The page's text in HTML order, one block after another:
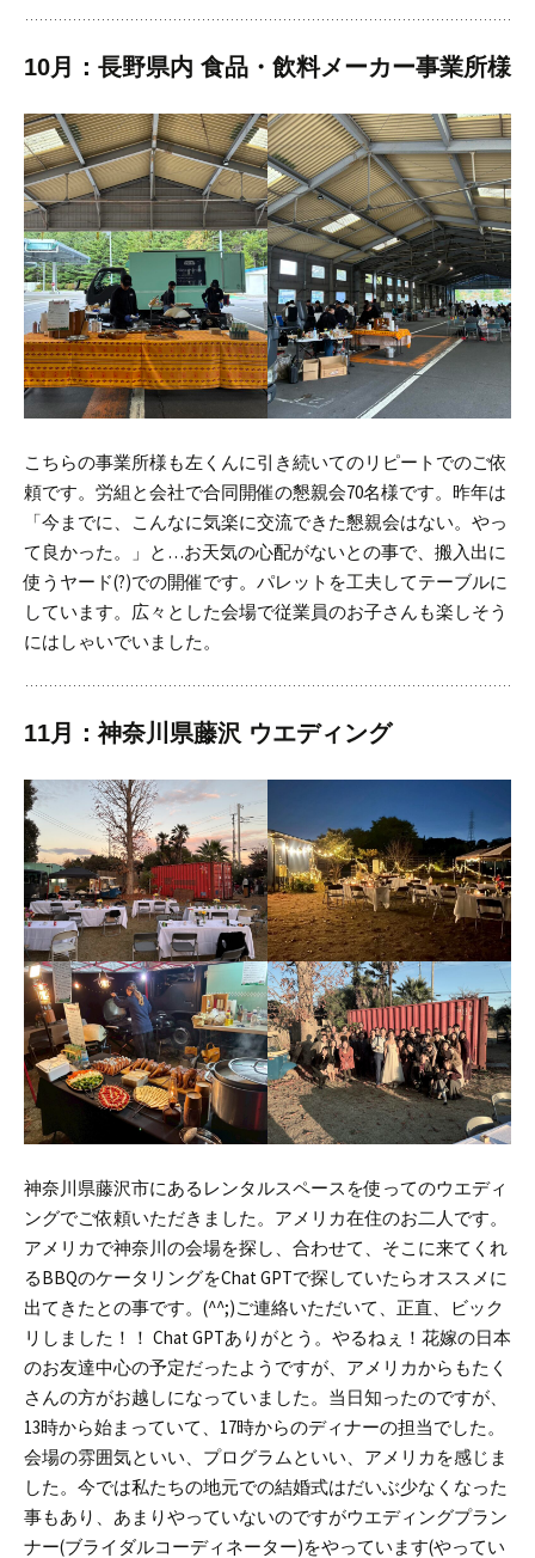
10月：長野県内 食品・飲料メーカー事業所様
こちらの事業所様も左くんに引き続いてのリピートでのご依
頼です。 労組と会社で合同開催の懇親会70名様です。 昨年は
「今までに、こんなに気楽に交流できた懇親会はない。やっ
て良かった。」と…お天気の心配がないとの事で、搬入出に
使うヤード(?)での開催です。 パレットを工夫してテーブルに
しています。 広々とした会場で従業員のお子さんも楽しそう
にはしゃいでいました。
11月：神奈川県藤沢 ウエディング
神奈川県藤沢市にあるレンタルスペースを使ってのウエディ
ングでご依頼いただきました。アメリカ在住のお二人です。
アメリカで神奈川の会場を探し、合わせて、そこに来てくれ
るBBQのケータリングをChat GPTで探していたらオススメに
出てきたとの事です。(^^;)ご連絡いただいて、正直、ビック
リしました！！ Chat GPTありがとう。やるねぇ！ 花嫁の日本
のお友達中心の予定だったようですが、アメリカからもたく
さんの方がお越しになっていました。 当日知ったのですが、
13時から始まっていて、17時からのディナーの担当でした。
会場の雰囲気といい、プログラムといい、アメリカを感じま
した。 今では私たちの地元での結婚式はだいぶ少なくなった
事もあり、あまりやっていないのですがウエディングプラン
ナー(ブライダルコーディネーター)をやっています(やってい